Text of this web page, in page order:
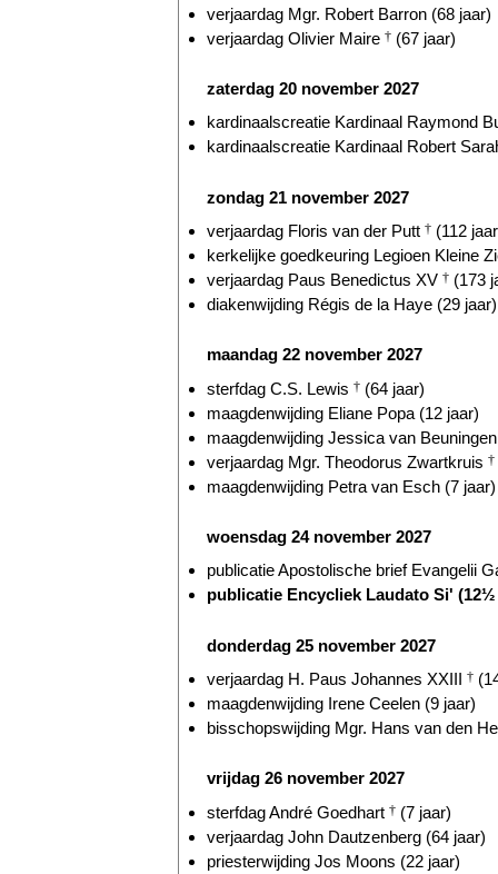
verjaardag Mgr. Robert Barron (68 jaar)
verjaardag Olivier Maire † (67 jaar)
zaterdag 20 november 2027
kardinaalscreatie Kardinaal Raymond
kardinaalscreatie Kardinaal Robert
zondag 21 november 2027
verjaardag Floris van der Putt † (112
kerkelijke goedkeuring Legioen Kleine
verjaardag Paus Benedictus XV † (173
diakenwijding Régis de la Haye (29 jaar)
maandag 22 november 2027
sterfdag C.S. Lewis † (64 jaar)
maagdenwijding Eliane Popa (12 jaar)
maagdenwijding Jessica van
verjaardag Mgr. Theodorus Zwartkruis †
maagdenwijding Petra van Esch (7 jaar)
woensdag 24 november 2027
publicatie Apostolische brief Evangelii
publicatie Encycliek Laudato Si'
donderdag 25 november 2027
verjaardag H. Paus Johannes XXIII †
maagdenwijding Irene Ceelen (9 jaar)
bisschopswijding Mgr. Hans van den
vrijdag 26 november 2027
sterfdag André Goedhart † (7 jaar)
verjaardag John Dautzenberg (64 jaar)
priesterwijding Jos Moons (22 jaar)